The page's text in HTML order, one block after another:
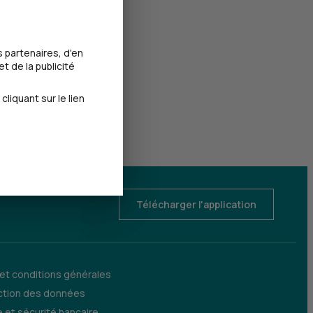
Télécharger l'application
conditions générales
des données
partenaires, d'en
de la publicité
sur le lien